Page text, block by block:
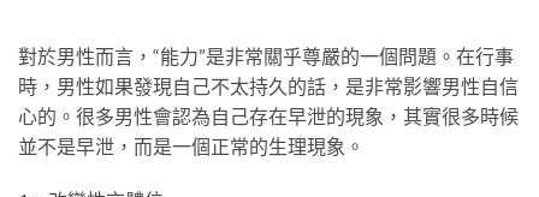
對於男性而言，“能力”是非常關乎尊嚴的一個問題。在行事
時，男性如果發現自己不太持久的話，是非常影響男性自信
心的。很多男性會認為自己存在早泄的現象，其實很多時候
並不是早泄，而是一個正常的生理現象。